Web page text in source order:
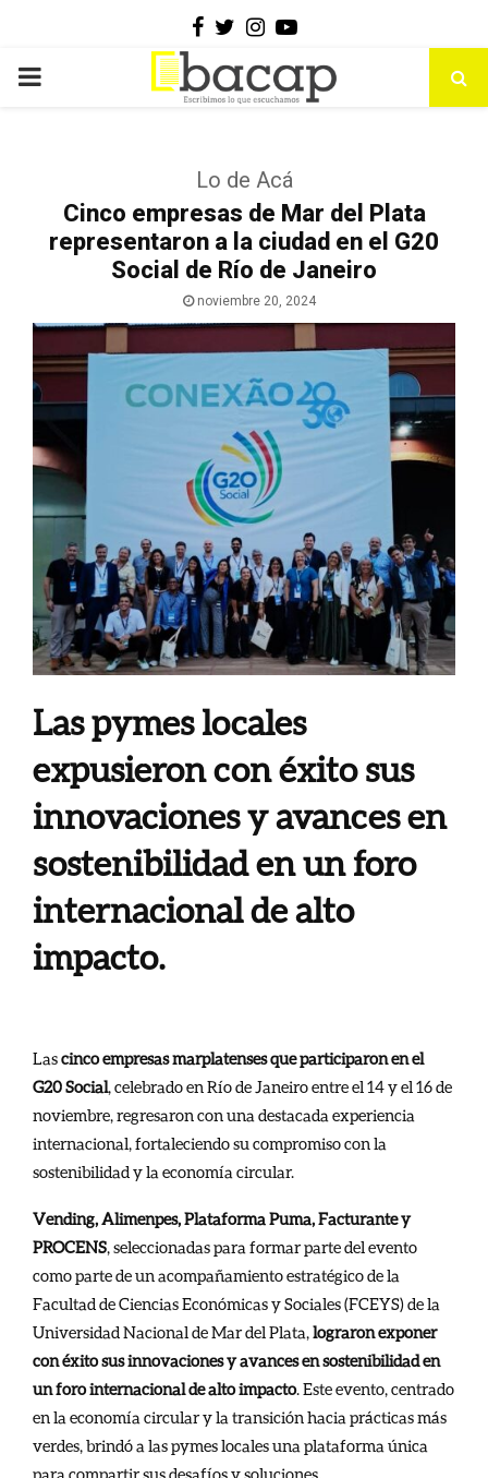
Facebook
Twitter
Instagram
Youtube
PRIMARY
Lo de Acá
Cinco empresas de Mar del Plata
representaron a la ciudad en el G20
Social de Río de Janeiro
noviembre 20, 2024
Las pymes locales
expusieron con éxito sus
innovaciones y avances en
sostenibilidad en un foro
internacional de alto
impacto.
Lascinco empresas marplatenses que participaron en el
G20 Social, celebrado en Río de Janeiro entre el 14 y el 16 de
noviembre, regresaron con una destacada experiencia
internacional, fortaleciendo su compromiso con la
sostenibilidad y la economía circular.
Vending, Alimenpes, Plataforma Puma, Facturante y
PROCENS, seleccionadas para formar parte del evento
como parte de un acompañamiento estratégico de la
Facultad de Ciencias Económicas y Sociales (FCEYS) de la
Universidad Nacional de Mar del Plata,lograron exponer
con éxito sus innovaciones y avances en sostenibilidad en
un foro internacional de alto impacto. Este evento, centrado
en la economía circular y la transición hacia prácticas más
verdes, brindó a las pymes locales una plataforma única
para compartir sus desafíos y soluciones.